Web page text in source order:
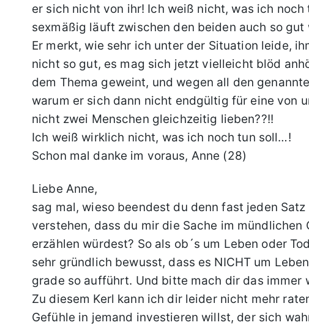
er sich nicht von ihr! Ich weiß nicht, was ich
sexmäßig läuft zwischen den beiden auch so gut
Er merkt, wie sehr ich unter der Situation leide,
nicht so gut, es mag sich jetzt vielleicht blöd
dem Thema geweint, und wegen all den
warum er sich dann nicht endgültig für eine von
nicht zwei Menschen gleichzeitig lieben??!!
Ich weiß wirklich nicht, was ich noch tun soll…!
Schon mal danke im voraus, Anne (28)
Liebe Anne,
sag mal, wieso beendest du denn fast jeden
verstehen, dass du mir die Sache im
erzählen würdest? So als ob´s um Leben oder
sehr gründlich bewusst, dass es NICHT um
grade so aufführt. Und bitte mach dir das immer
Zu diesem Kerl kann ich dir leider nicht mehr
Gefühle in jemand investieren willst, der sich